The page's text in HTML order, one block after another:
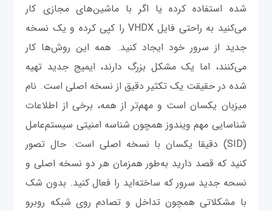
شده استفاده کرده یا اگر با ماشین‌های مجازی کار
می‌کنید به راحتی فایل VHDX را کپی کرده و یک نسخه
جدید از سرور خود ایجاد کنید. همه این روش‌ها کار
می‌کنند، اما یک مشکل بزرگ دارند، ایمیج جدید تهیه
شده در حقیقت یک تکثیر دقیق از نسخه اصلی است. نام
میزبان یکسان است و مهم‌تر از همه، برخی از اطلاعات
شناسایی مهم ویندوز همچون شناسه امنیتی سیستم‌عامل
(SID) دقیقا یکسان با نسخه اصلی است. حال تصور
کنید که قصد دارید به‌طور همزمان هر دو نسخه اصلی و
نسحه جدید سرور که ساخته‌اید را فعال کنید. بدون شک
با مشکلاتی همچون تداخل و تصادم روی شبکه روبرو